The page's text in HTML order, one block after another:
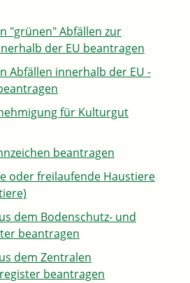
"grünen" Abfällen zur
der EU beantragen
Abfällen innerhalb der EU -
für Kulturgut
beantragen
oder freilaufende Haustiere
dem Bodenschutz- und
beantragen
dem Zentralen
beantragen